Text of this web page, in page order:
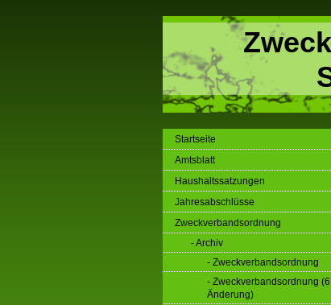
Startseite
Amtsblatt
Haushaltssatzungen
Jahresabschlüsse
Zweckverbandsordnung
- Archiv
- Zweckverbandsordnung
- Zweckverbandsordnung
Änderung)